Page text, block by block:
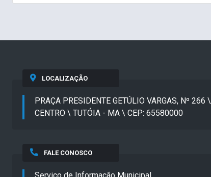
LOCALIZAÇÃO
PRAÇA PRESIDENTE GETÚLIO VARGAS, Nº 266 \
CENTRO \ TUTÓIA - MA \ CEP: 65580000
FALE CONOSCO